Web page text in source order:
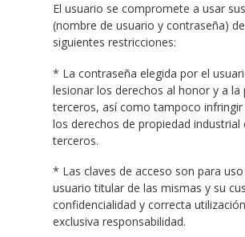
El usuario se compromete a usar
(nombre de usuario y contraseña)
siguientes restricciones:
* La contraseña elegida por el
lesionar los derechos al honor y a la
terceros, así como tampoco
los derechos de propiedad industrial
terceros.
* Las claves de acceso son para
usuario titular de las mismas y su
confidencialidad y correcta
exclusiva responsabilidad.